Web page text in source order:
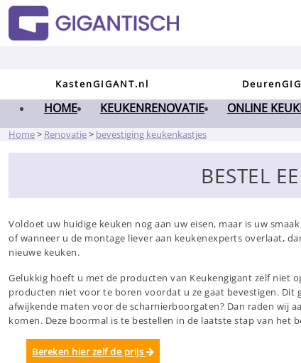
KastenGIGANT.nl
HOME KEUKENRENOVATIE ONLINE
Home> Renovatie> bevestiging keukenkastjes
BESTEL
Voldoet uw huidige keuken nog aan uw eisen, maar is uw
of wanneer u de montage liever aan keukenexperts overlaat,
nieuwe keuken.
Gelukkig hoeft u met de producten van Keukengigant zelf niet
producten niet voor te boren voordat u ze gaat bevestigen.
afwijkende maten voor de scharnierboorgaten? Dan raden wij
komen. Deze boormal is te bestellen in de laatste stap van het
Bereken hier zelf de prijs